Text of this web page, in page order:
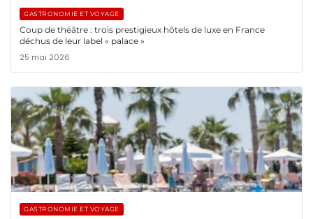
GASTRONOMIE ET VOYAGE
Coup de théâtre : trois prestigieux hôtels de luxe en France
déchus de leur label « palace »
25 mai 2026
GASTRONOMIE ET VOYAGE